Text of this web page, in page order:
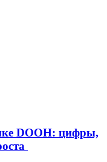
DOOH: цифры,